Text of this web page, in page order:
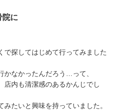
院に
で探してはじめて行ってみました
かなかったんだろう…って、
店内も清潔感のあるかんじでし
たいと興味を持っていました。